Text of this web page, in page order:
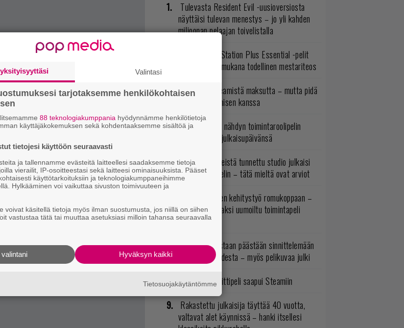
puhutaan! Nappaa ajankohtaiset
Tulevasta Resident Evil -uusioversiosta
näyttäisi tulevan menestys – jo yli kahden
miljoonan pelaajan toivelistalla
Elokuun PlayStation Plus Essential -pelit
ilmestyivät – mukana todellinen mestariteos
Loistopeli Steamistä maksutta – mutta pidä
kiirettä lataamisen kanssa
Vuonna 2018 nähdyn toimintaroolipelin
jatko-osa sai julkaisupäivänsä
Pokémon-peleistä tunnettu studio julkaisi
toimintaroolipelin – tätä mieltä ovat arviot
Kuuden vuoden kehitystyö romukoppaan –
GTA:n kilpailijaksi uumoiltu toimintapeli
peruttu?
Titaaneja vastaan päästään sinnittelemään
taas loppuvuodesta – myös pelikuvaa julki
Ubisosoftin hittipeli saapui Steamiin
Rakastettu julkaisija täyttää 40 vuotta,
valtavat alet käynnissä – hanki itsellesi
Valintasi
tarjotaksemme henkilökohtaisen
88 teknologiakumppania hyödynnämme henkilötietoja
käyttäjäkokemuksen sekä kohdentaaksemme sisältöä ja
tietojesi käyttöön seuraavasti
ja tallennamme evästeitä laitteellesi saadaksemme tietoja
vierailit, IP-osoitteestasi sekä laitteesi ominaisuuksista. Pääset
käyttötarkoituksiin ja teknologiakumppaneihimme
Hylkääminen voi vaikuttaa sivuston toimivuuteen ja
voivat käsitellä tietoja myös ilman suostumusta, jos niillä on siihen
vastustaa tätä tai muuttaa asetuksiasi milloin tahansa seuraavalla
Hyväksyn kaikki
Tietosuojakäytäntömme